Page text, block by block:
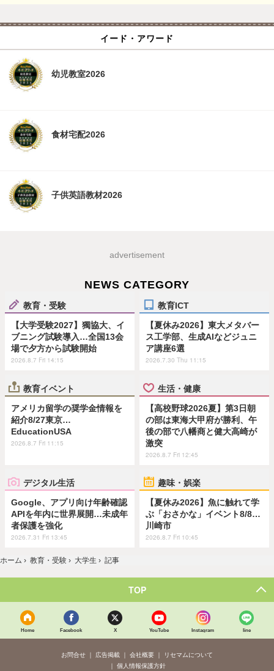
イード・アワード
幼児教室2026
食材宅配2026
子供英語教材2026
advertisement
NEWS CATEGORY
教育・受験
【大学受験2027】獨協大、イ
ブニング試験導入…全国13会
場で夕方から試験開始
2026.8.7 Fri 14:15
教育ICT
【夏休み2026】東大メタバー
ス工学部、生成AIなどジュニ
ア講座6選
2026.7.30 Thu 11:15
教育イベント
アメリカ留学の奨学金情報を
紹介8/27東京…
EducationUSA
2026.8.7 Fri 11:15
生活・健康
【高校野球2026夏】第3日朝
の部は東海大甲府が勝利、午
後の部で八幡商と健大高崎が
激突
2026.8.7 Fri 12:45
デジタル生活
Google、アプリ向け年齢確認
APIを年内に世界展開…未成年
者保護を強化
2026.7.31 Fri 13:45
趣味・娯楽
【夏休み2026】魚に触れて学
ぶ「おさかな」イベント8/8…
川崎市
2026.8.7 Fri 10:45
ホーム › 教育・受験 › 大学生 › 記事
TOP
Home Facebook X YouTube Instagram line
お問合せ 広告掲載 会社概要
リセマムについて
個人情報保護方針